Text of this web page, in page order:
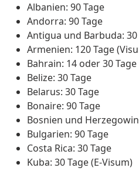
Albanien: 90 Tage
Andorra: 90 Tage
Antigua und Barbuda:
Armenien: 120 Tage
Bahrain: 14 oder 30
Belize: 30 Tage
Belarus: 30 Tage
Bonaire: 90 Tage
Bosnien und
Bulgarien: 90 Tage
Costa Rica: 30 Tage
Kuba: 30 Tage (E-Visum)